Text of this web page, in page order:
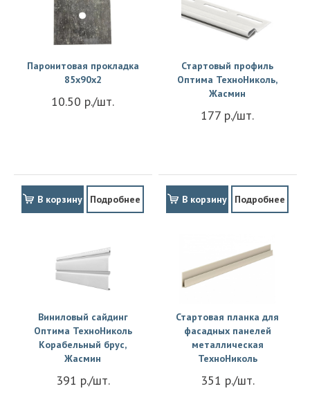
Паронитовая прокладка
85x90x2
10.50 р./шт.
В корзину Подробнее
Стартовый профиль
Оптима ТехноНиколь,
Жасмин
177 р./шт.
В корзину Подробнее
Виниловый сайдинг
Оптима ТехноНиколь
Корабельный брус,
Жасмин
391 р./шт.
Стартовая планка для
фасадных панелей
металлическая
ТехноНиколь
351 р./шт.